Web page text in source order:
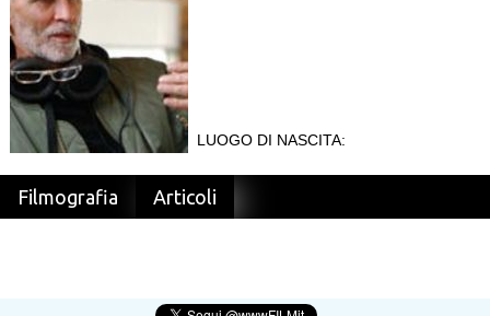
LUOGO DI NASCITA:
Filmografia Articoli